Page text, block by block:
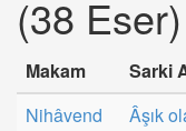
(38 Eser)
Makam Sarki
Nihâvend
Âşık